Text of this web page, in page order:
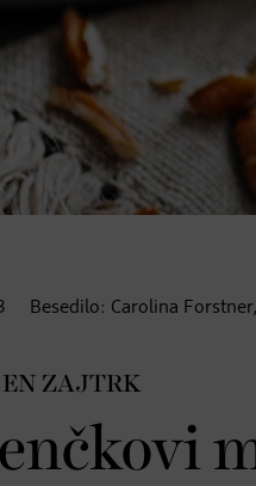
Besedilo: Carolina
ZAJTRK